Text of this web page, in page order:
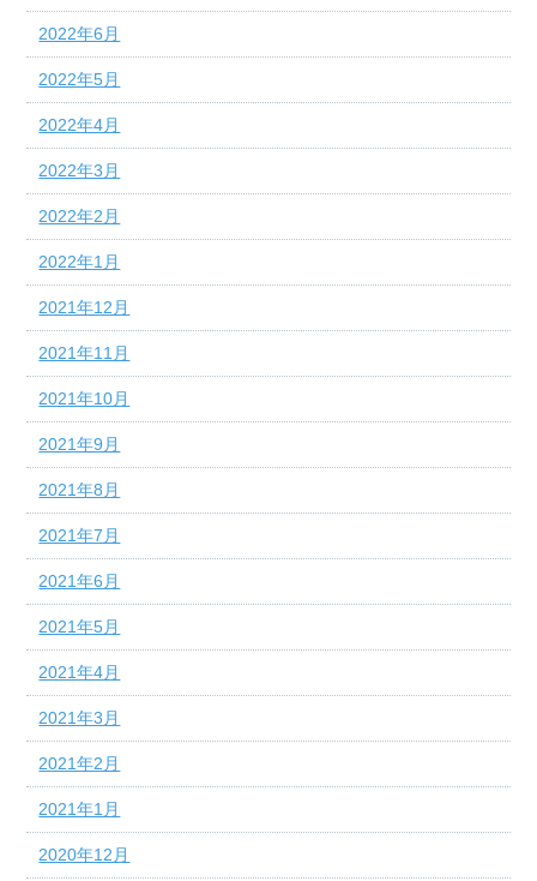
2022年6月
2022年5月
2022年4月
2022年3月
2022年2月
2022年1月
2021年12月
2021年11月
2021年10月
2021年9月
2021年8月
2021年7月
2021年6月
2021年5月
2021年4月
2021年3月
2021年2月
2021年1月
2020年12月